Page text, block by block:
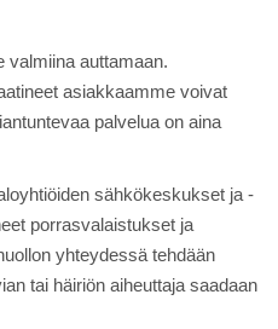
valmiina auttamaan.
asiakkaamme voivat
palvelua on aina
sähkökeskukset ja -
porrasvalaistukset ja
yhteydessä tehdään
tai häiriön aiheuttaja saadaan